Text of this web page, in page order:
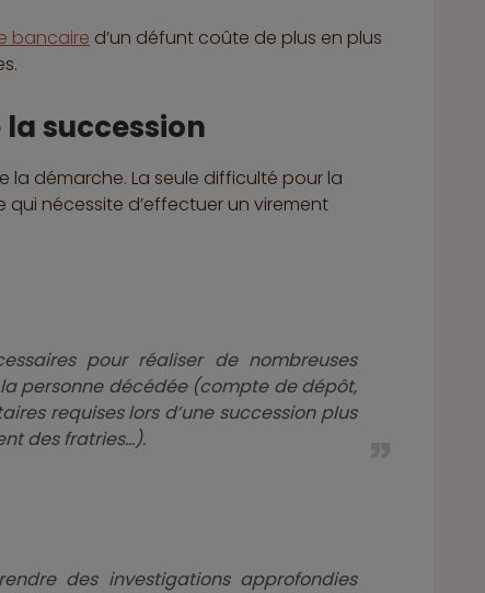
bancaire d’un défunt coûte de plus en plus
succession
la démarche. La seule difficulté pour la
nécessite d’effectuer un virement
pour réaliser de nombreuses
personne décédée (compte de dépôt,
requises lors d’une succession plus
des fratries…).
des investigations approfondies